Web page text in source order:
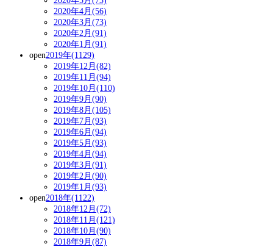
2020年4月(56)
2020年3月(73)
2020年2月(91)
2020年1月(91)
open2019年(1129)
2019年12月(82)
2019年11月(94)
2019年10月(110)
2019年9月(90)
2019年8月(105)
2019年7月(93)
2019年6月(94)
2019年5月(93)
2019年4月(94)
2019年3月(91)
2019年2月(90)
2019年1月(93)
open2018年(1122)
2018年12月(72)
2018年11月(121)
2018年10月(90)
2018年9月(87)